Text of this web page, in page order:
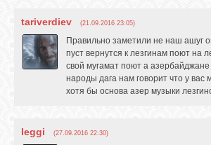
tariverdiev (21.09.2016 23:05)
Правильно заметили не наш ашуг
пуст вернутся к лезгинам поют на
свой мугамат поют а азербайджане
народы дага нам говорит что у вас
хотя бы основа азер музыки
leggi (27.09.2016 22:30)